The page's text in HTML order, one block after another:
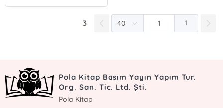
3 1
Pola Kitap Basım Yayın Yapım Tur.
Org. San. Tic. Ltd. Şti.
Pola Kitap